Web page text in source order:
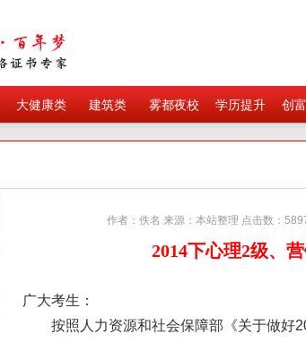
大健康类 建筑类 雾都夜校 学历提升 创
作者：佚名 来源：本站整理 点击数：
2014下心理2级、
广大考生：
按照人力资源和社会保障部《关于做好